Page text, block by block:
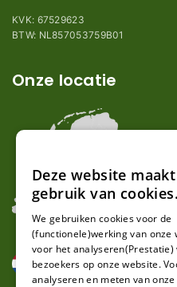
KVK: 67529623
BTW: NL857053759B01
Onze locatie
Deze website maakt
gebruik van cookies.
We gebruiken cookies voor de
(functionele)werking van onze
voor het analyseren(Prestatie)
bezoekers op onze website.
analyseren en meten van